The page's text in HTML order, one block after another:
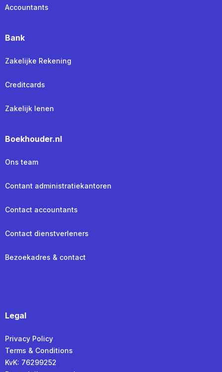
Accountants
Bank
Zakelijke Rekening
Creditcards
Zakelijk lenen
Boekhouder.nl
Ons team
Contant administratiekantoren
Contact accountants
Contact dienstverleners
Bezoekadres & contact
Legal
Privacy Policy
Terms & Conditions
KvK: 76299252